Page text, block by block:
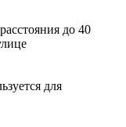
до 40
для